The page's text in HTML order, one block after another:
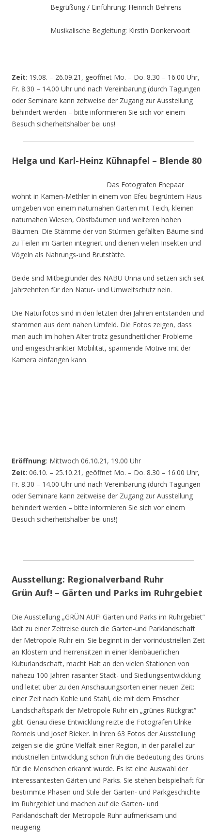
Begrüßung / Einführung: Heinrich Behrens
Musikalische Begleitung: Kirstin Donkervoort
Zeit: 19.08. – 26.09.21, geöffnet Mo. – Do. 8.30 – 16.00 Uhr,
Fr. 8.30 – 14.00 Uhr und nach Vereinbarung (durch Tagungen
oder Seminare kann zeitweise der Zugang zur Ausstellung
behindert werden – bitte informieren Sie sich vor einem
Besuch sicherheitshalber bei uns!
Helga und Karl-Heinz Kühnapfel – Blende 80
Das Fotografen Ehepaar
wohnt in Kamen-Methler in einem von Efeu begrüntem Haus
umgeben von einem naturnahen Garten mit Teich, kleinen
naturnahen Wiesen, Obstbäumen und weiteren hohen
Bäumen. Die Stämme der von Stürmen gefällten Bäume sind
zu Teilen im Garten integriert und dienen vielen Insekten und
Vögeln als Nahrungs-und Brutstätte.
Beide sind Mitbegründer des NABU Unna und setzen sich seit
Jahrzehnten für den Natur- und Umweltschutz nein.
Die Naturfotos sind in den letzten drei Jahren entstanden und
stammen aus dem nahen Umfeld. Die Fotos zeigen, dass
man auch im hohen Alter trotz gesundheitlicher Probleme
und eingeschränkter Mobilität, spannende Motive mit der
Kamera einfangen kann.
Eröffnung: Mittwoch 06.10.21, 19.00 Uhr
Zeit: 06.10. – 25.10.21, geöffnet Mo. – Do. 8.30 – 16.00 Uhr,
Fr. 8.30 – 14.00 Uhr und nach Vereinbarung (durch Tagungen
oder Seminare kann zeitweise der Zugang zur Ausstellung
behindert werden – bitte informieren Sie sich vor einem
Besuch sicherheitshalber bei uns!)
Ausstellung: Regionalverband Ruhr
Grün Auf! – Gärten und Parks im Ruhrgebiet
Die Ausstellung „GRÜN AUF! Gärten und Parks im Ruhrgebiet“
lädt zu einer Zeitreise durch die Garten-und Parklandschaft
der Metropole Ruhr ein. Sie beginnt in der vorindustriellen Zeit
an Klöstern und Herrensitzen in einer kleinbäuerlichen
Kulturlandschaft, macht Halt an den vielen Stationen von
nahezu 100 Jahren rasanter Stadt- und Siedlungsentwicklung
und leitet über zu den Anschauungsorten einer neuen Zeit:
einer Zeit nach Kohle und Stahl, die mit dem Emscher
Landschaftspark der Metropole Ruhr ein „grünes Rückgrat“
gibt. Genau diese Entwicklung reizte die Fotografen Ulrike
Romeis und Josef Bieker. In ihren 63 Fotos der Ausstellung
zeigen sie die grüne Vielfalt einer Region, in der parallel zur
industriellen Entwicklung schon früh die Bedeutung des Grüns
für die Menschen erkannt wurde. Es ist eine Auswahl der
interessantesten Gärten und Parks. Sie stehen beispielhaft für
bestimmte Phasen und Stile der Garten- und Parkgeschichte
im Ruhrgebiet und machen auf die Garten- und
Parklandschaft der Metropole Ruhr aufmerksam und
neugierig.